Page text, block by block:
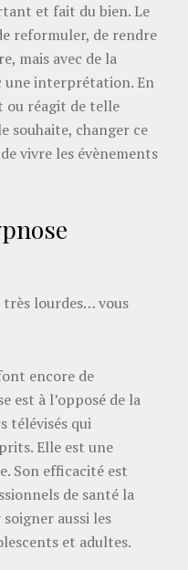
et fait du bien. Le
reformuler, de rendre
mais avec de la
une interprétation. En
ou réagit de telle
souhaite, changer ce
vivre les évènements
très lourdes… vous
encore de
est à l’opposé de la
télévisés qui
Elle est une
Son efficacité est
de santé la
aussi les
et adultes.